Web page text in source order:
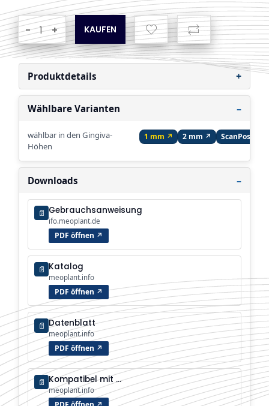
- +
Produktdetails
Wählbare Varianten
wählbar in den Gingiva-
Höhen
1 mm ↗ 2 mm ↗ ScanPost ↗
Downloads
📄 Gebrauchsanweisung
ifo.meoplant.de
PDF öffnen ↗
📄 Katalog
meoplant.info
PDF öffnen ↗
📄 Datenblatt
meoplant.info
PDF öffnen ↗
📄 Kompatibel mit …
meoplant.info